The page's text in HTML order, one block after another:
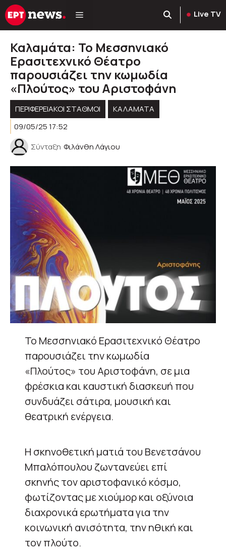
Μετάβαση
σε
Live TV
Καλαμάτα: Το Μεσσηνιακό
Ερασιτεχνικό Θέατρο
παρουσιάζει την κωμωδία
«Πλούτος» του Αριστοφάνη
ΠΕΡΙΦΕΡΕΙΑΚΟΊ ΣΤΑΘΜΟΊ
ΚΑΛΑΜΑΤΑ
09/05/25 17:52
Σύνταξη Φιλάνθη Λάγιου
Το Μεσσηνιακό Ερασιτεχνικό Θέατρο
παρουσιάζει την κωμωδία
«Πλούτος» του Αριστοφάνη, σε μια
φρέσκια και καυστική διασκευή που
συνδυάζει σάτιρα, μουσική και
θεατρική ενέργεια.
Η σκηνοθετική ματιά του Βενετσάνου
Μπαλόπουλου ζωντανεύει επί
σκηνής τον αριστοφανικό κόσμο,
φωτίζοντας με χιούμορ και οξύνοια
διαχρονικά ερωτήματα για την
κοινωνική ανισότητα, την ηθική και
τον πλούτο.